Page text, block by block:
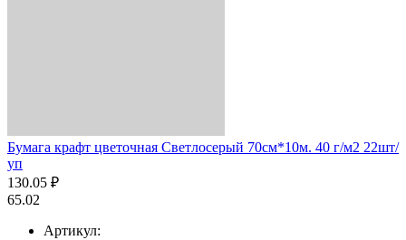
Бумага крафт цветочная Светлосерый 70см*10м. 40 г/м2 22шт/
уп
130.05 ₽
65.02
Артикул: